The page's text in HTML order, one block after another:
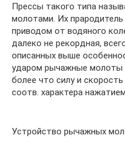
Прессы такого типа
молотами. Их
приводом от водяного
далеко не рекордная,
описанных выше
ударом рычажные молоты
более что силу и
соотв. характера
Устройство рычажных